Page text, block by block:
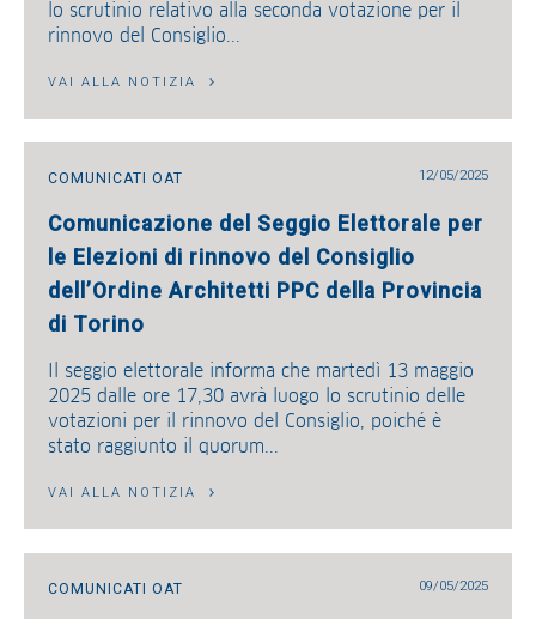
lo scrutinio relativo alla seconda votazione per il
rinnovo del Consiglio...
VAI ALLA NOTIZIA
COMUNICATI OAT 12/05/2025
Comunicazione del Seggio Elettorale per
le Elezioni di rinnovo del Consiglio
dell’Ordine Architetti PPC della Provincia
di Torino
Il seggio elettorale informa che martedì 13 maggio
2025 dalle ore 17,30 avrà luogo lo scrutinio delle
votazioni per il rinnovo del Consiglio, poiché è
stato raggiunto il quorum...
VAI ALLA NOTIZIA
COMUNICATI OAT 09/05/2025